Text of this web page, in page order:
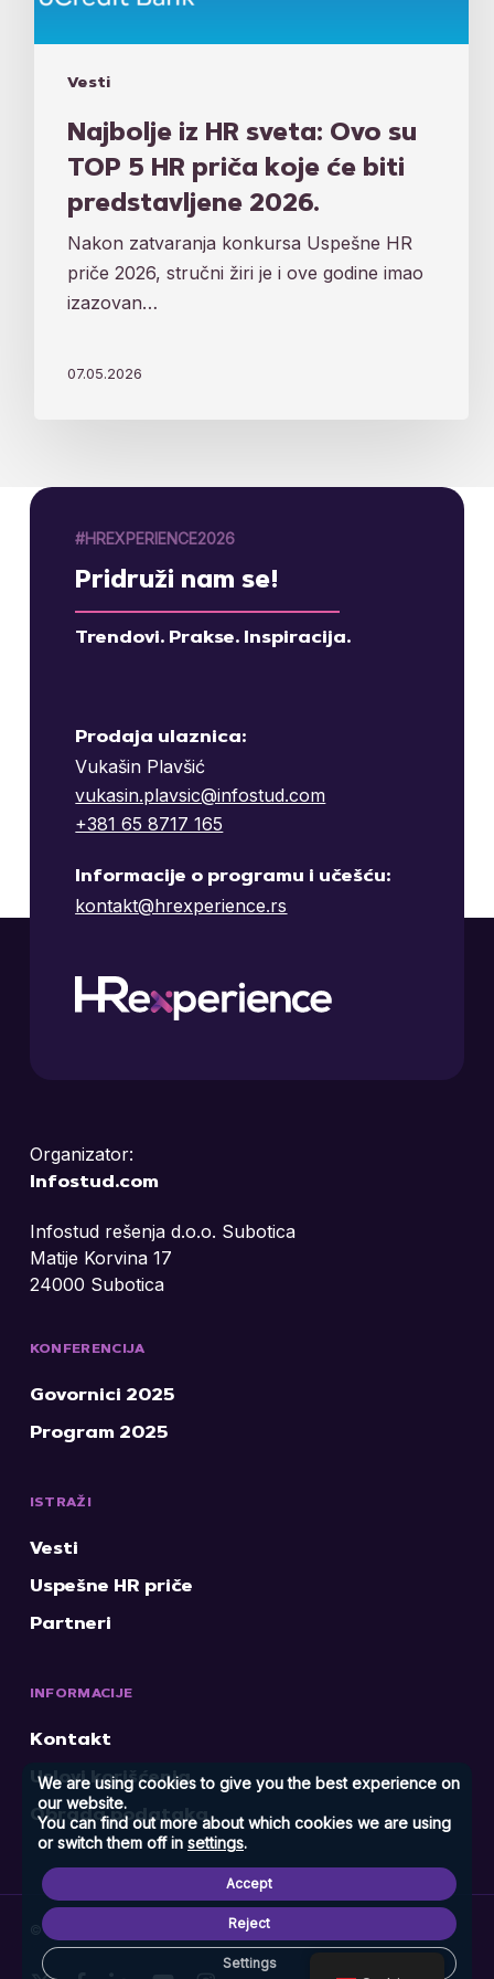
Vesti
2026.
Najbolje iz HR sveta: Ovo su
TOP 5 HR priča koje će biti
predstavljene 2026.
Nakon zatvaranja konkursa Uspešne HR
priče 2026, stručni žiri je i ove godine imao
izazovan…
07.05.2026
#HREXPERIENCE2026
Pridruži nam se!
Trendovi. Prakse. Inspiracija.
Prodaja ulaznica:
Vukašin Plavšić
vukasin.plavsic@infostud.com
+381 65 8717 165
Informacije o programu i učešću:
kontakt@hrexperience.rs
Organizator:
Infostud.com
Infostud rešenja d.o.o. Subotica
Matije Korvina 17
24000 Subotica
KONFERENCIJA
Govornici 2025
Program 2025
ISTRAŽI
Vesti
Uspešne HR priče
Partneri
INFORMACIJE
Kontakt
Uslovi korišćenja
Obrada podataka
© 2026 HR Experience. Sva prava zadržana.
We are using cookies to give you the best experience on
our website.
You can find out more about which cookies we are using
or switch them off in settings.
Accept
Reject
Settings